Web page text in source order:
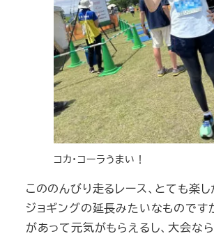
コカ・コーラうまい！
こののんびり走るレース、とても楽し
ジョギングの延長みたいなものです
があって元気がもらえるし、大会な